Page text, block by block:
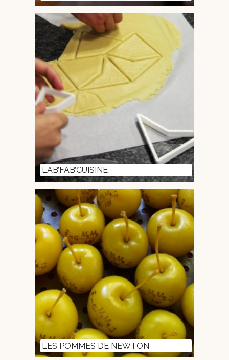
LAB’FAB’CUISINE
LES POMMES DE NEWTON